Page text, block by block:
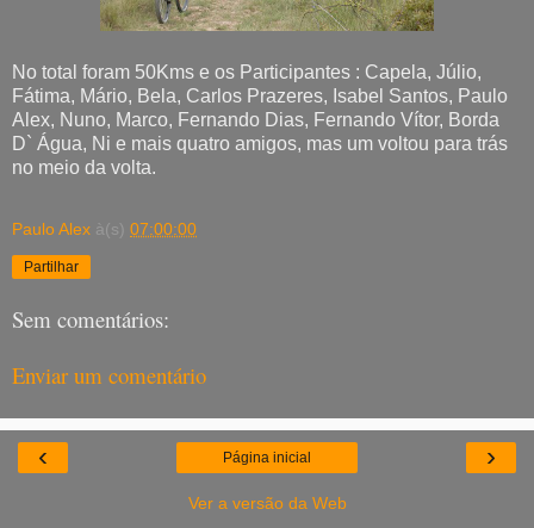
No total foram 50Kms e os Participantes : Capela, Júlio,
Fátima, Mário, Bela, Carlos Prazeres, Isabel Santos, Paulo
Alex, Nuno, Marco, Fernando Dias, Fernando Vítor, Borda
D` Água, Ni e mais quatro amigos, mas um voltou para trás
no meio da volta.
Paulo Alex à(s) 07:00:00
Partilhar
Sem comentários:
Enviar um comentário
‹ ›
Página inicial
Ver a versão da Web